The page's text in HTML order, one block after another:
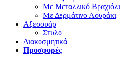
Με Μεταλλικό Βραχιόλι
Με Δερμάτινο Λουράκι
Αξεσουάρ
Στυλό
Διακοσμητικά
Προσφορές